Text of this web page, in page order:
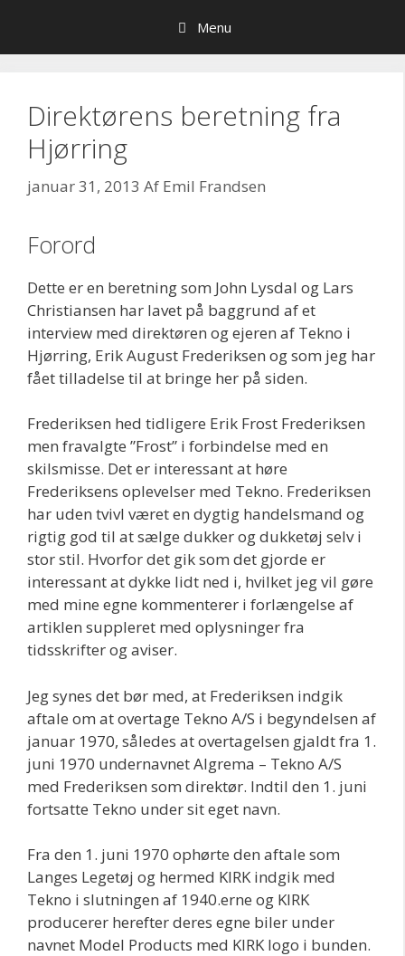
indhold
Menu
Direktørens beretning fra
Hjørring
januar 31, 2013 Af Emil Frandsen
Forord
Dette er en beretning som John Lysdal og Lars
Christiansen har lavet på baggrund af et
interview med direktøren og ejeren af Tekno i
Hjørring, Erik August Frederiksen og som jeg har
fået tilladelse til at bringe her på siden.
Frederiksen hed tidligere Erik Frost Frederiksen
men fravalgte ”Frost” i forbindelse med en
skilsmisse. Det er interessant at høre
Frederiksens oplevelser med Tekno. Frederiksen
har uden tvivl været en dygtig handelsmand og
rigtig god til at sælge dukker og dukketøj selv i
stor stil. Hvorfor det gik som det gjorde er
interessant at dykke lidt ned i, hvilket jeg vil gøre
med mine egne kommenterer i forlængelse af
artiklen suppleret med oplysninger fra
tidsskrifter og aviser.
Jeg synes det bør med, at Frederiksen indgik
aftale om at overtage Tekno A/S i begyndelsen af
januar 1970, således at overtagelsen gjaldt fra 1.
juni 1970 undernavnet Algrema – Tekno A/S
med Frederiksen som direktør. Indtil den 1. juni
fortsatte Tekno under sit eget navn.
Fra den 1. juni 1970 ophørte den aftale som
Langes Legetøj og hermed KIRK indgik med
Tekno i slutningen af 1940.erne og KIRK
producerer herefter deres egne biler under
navnet Model Products med KIRK logo i bunden.